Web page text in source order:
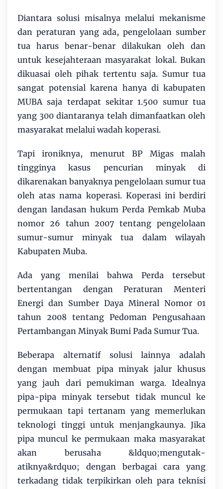
Diantara solusi misalnya melalui mekanisme
dan peraturan yang ada, pengelolaan sumber
tua harus benar-benar dilakukan oleh dan
untuk kesejahteraan masyarakat lokal. Bukan
dikuasai oleh pihak tertentu saja. Sumur tua
sangat potensial karena hanya di kabupaten
MUBA saja terdapat sekitar 1.500 sumur tua
yang 300 diantaranya telah dimanfaatkan oleh
masyarakat melalui wadah koperasi.
Tapi ironiknya, menurut BP Migas malah
tingginya kasus pencurian minyak di
dikarenakan banyaknya pengelolaan sumur tua
oleh atas nama koperasi. Koperasi ini berdiri
dengan landasan hukum Perda Pemkab Muba
nomor 26 tahun 2007 tentang pengelolaan
sumur-sumur minyak tua dalam wilayah
Kabupaten Muba.
Ada yang menilai bahwa Perda tersebut
bertentangan dengan Peraturan Menteri
Energi dan Sumber Daya Mineral Nomor 01
tahun 2008 tentang Pedoman Pengusahaan
Pertambangan Minyak Bumi Pada Sumur Tua.
Beberapa alternatif solusi lainnya adalah
dengan membuat pipa minyak jalur khusus
yang jauh dari pemukiman warga. Idealnya
pipa-pipa minyak tersebut tidak muncul ke
permukaan tapi tertanam yang memerlukan
teknologi tinggi untuk menjangkaunya. Jika
pipa muncul ke permukaan maka masyarakat
akan berusaha &ldquo;mengutak-
atiknya&rdquo; dengan berbagai cara yang
terkadang tidak terpikirkan oleh para teknisi